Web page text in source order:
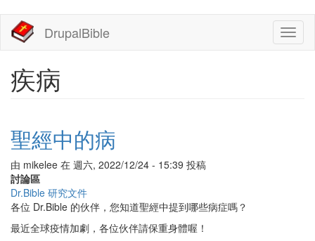
主
DrupalBible
疾病
聖經中的病
由 mikelee 在 週六, 2022/12/24 - 15:39 投稿
討論區
Dr.Bible 研究文件
各位 Dr.Bible 的伙伴，您知道聖經中提到哪些病症嗎？
最近全球疫情加劇，各位伙伴請保重身體喔！